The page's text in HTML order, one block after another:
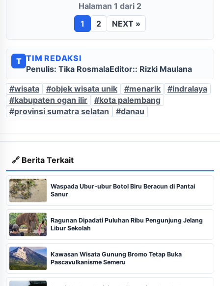
Halaman 1 dari 2
1
2 NEXT »
T TIM REDAKSI
Penulis: Tika RosmalaEditor:: Rizki Maulana
#wisata
#objek wisata unik #menarik
#indralaya
#kabupaten ogan ilir
#kota palembang
#provinsi sumatra selatan
#danau
🔗 Berita Terkait
Waspada Ubur-ubur Botol Biru Beracun di Pantai
Sanur
Ragunan Dipadati Puluhan Ribu Pengunjung Jelang
Libur Sekolah
Kawasan Wisata Gunung Bromo Tetap Buka
Pascavulkanisme Semeru